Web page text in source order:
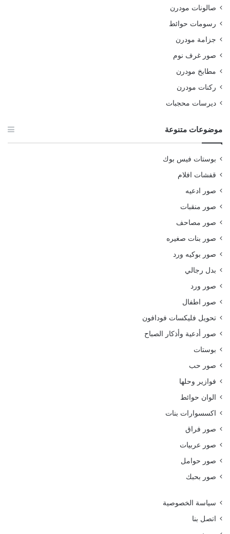
صالونات مودرن
رسومات حوائط
جزامة مودرن
صور غرف نوم
مطابخ مودرن
ركنات مودرن
ديرسات محجبات
موضوعات متنوعة
بوستات فيس بوك
قفشات افلام
صور ادعيه
صور منقبات
صور مصاحف
صور بنات صغيره
صور بوكيه ورد
بدل رجالي
صور ورد
صور اطفال
تحويل فليكسات فودافون
صور أدعية وأذكار الصباح
بوستات
صور حب
فوازير وحلها
الوان حوائط
اكسسوارات بنات
صور فراق
صور عربيات
صور حوامل
صور بحبك
سياسة الخصوصية
اتصل بنا